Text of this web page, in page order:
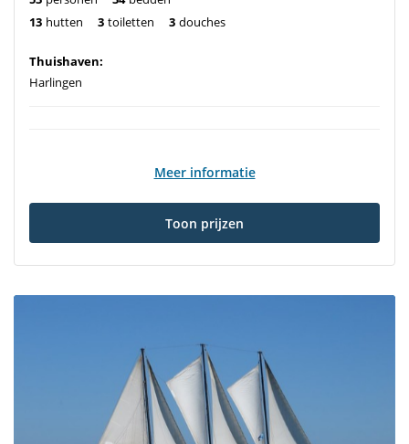
13 hutten 3 toiletten 3 douches
Thuishaven:
Harlingen
Meer informatie
Toon prijzen